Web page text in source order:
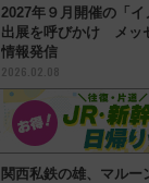
2027年９月開催の「
出展を呼びかけ メッ
情報発信
2026.02.08
関西私鉄の雄、マル